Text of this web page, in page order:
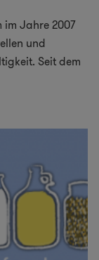
im Jahre 2007
und
Seit dem